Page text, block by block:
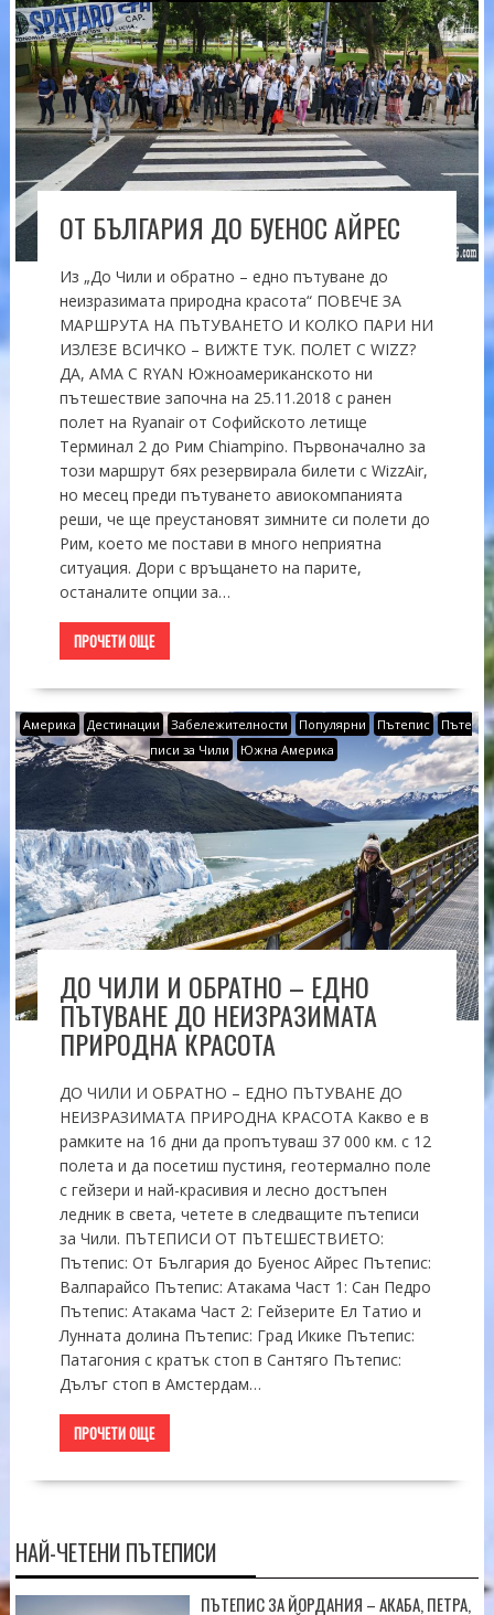
ОТ БЪЛГАРИЯ ДО БУЕНОС АЙРЕС
Из „До Чили и обратно – едно пътуване до
неизразимата природна красота“ ПОВЕЧЕ ЗА
МАРШРУТА НА ПЪТУВАНЕТО И КОЛКО ПАРИ НИ
ИЗЛЕЗЕ ВСИЧКО – ВИЖТЕ ТУК. ПОЛЕТ С WIZZ?
ДА, АМА С RYAN Южноамериканското ни
пътешествие започна на 25.11.2018 с ранен
полет на Ryanair от Софийското летище
Терминал 2 до Рим Chiampino. Първоначално за
този маршрут бях резервирала билети с WizzAir,
но месец преди пътуването авиокомпанията
реши, че ще преустановят зимните си полети до
Рим, което ме постави в много неприятна
ситуация. Дори с връщането на парите,
останалите опции за…
ПРОЧЕТИ ОЩЕ
Америка Дестинации Забележителности Популярни Пътепис
Пъте
писи за Чили
Южна Америка
ДО ЧИЛИ И ОБРАТНО – ЕДНО
ПЪТУВАНЕ ДО НЕИЗРАЗИМАТА
ПРИРОДНА КРАСОТА
ДО ЧИЛИ И ОБРАТНО – ЕДНО ПЪТУВАНЕ ДО
НЕИЗРАЗИМАТА ПРИРОДНА КРАСОТА Какво е в
рамките на 16 дни да пропътуваш 37 000 км. с 12
полета и да посетиш пустиня, геотермално поле
с гейзери и най-красивия и лесно достъпен
ледник в света, четете в следващите пътеписи
за Чили. ПЪТЕПИСИ ОТ ПЪТЕШЕСТВИЕТО:
Пътепис: От България до Буенос Айрес Пътепис:
Валпарайсо Пътепис: Атакама Част 1: Сан Педро
Пътепис: Атакама Част 2: Гейзерите Ел Татио и
Лунната долина Пътепис: Град Икике Пътепис:
Патагония с кратък стоп в Сантяго Пътепис:
Дълъг стоп в Амстердам…
ПРОЧЕТИ ОЩЕ
НАЙ-ЧЕТЕНИ ПЪТЕПИСИ
ПЪТЕПИС ЗА ЙОРДАНИЯ – АКАБА, ПЕТРА,